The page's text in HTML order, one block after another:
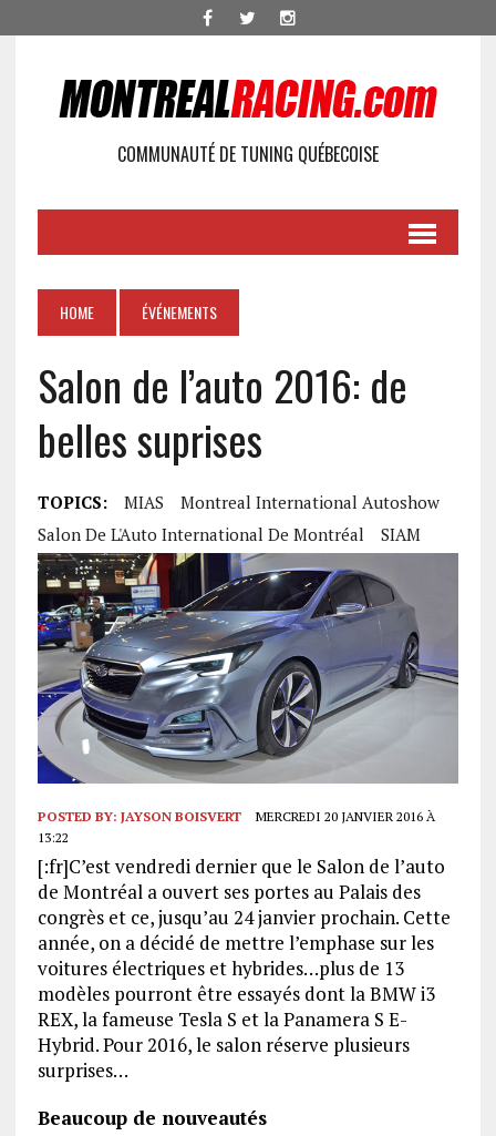
COMMUNAUTÉ DE TUNING QUÉBECOISE
HOME ÉVÉNEMENTS
Salon de l’auto 2016: de
belles suprises
TOPICS: MIAS
Montreal International Autoshow
Salon De L'Auto International De Montréal
SIAM
POSTED BY: JAYSON BOISVERT
MERCREDI 20 JANVIER 2016 À
13:22
[:fr]C’est vendredi dernier que le Salon de l’auto
de Montréal a ouvert ses portes au Palais des
congrès et ce, jusqu’au 24 janvier prochain. Cette
année, on a décidé de mettre l’emphase sur les
voitures électriques et hybrides…plus de 13
modèles pourront être essayés dont la BMW i3
REX, la fameuse Tesla S et la Panamera S E-
Hybrid. Pour 2016, le salon réserve plusieurs
surprises…
Beaucoup de nouveautés